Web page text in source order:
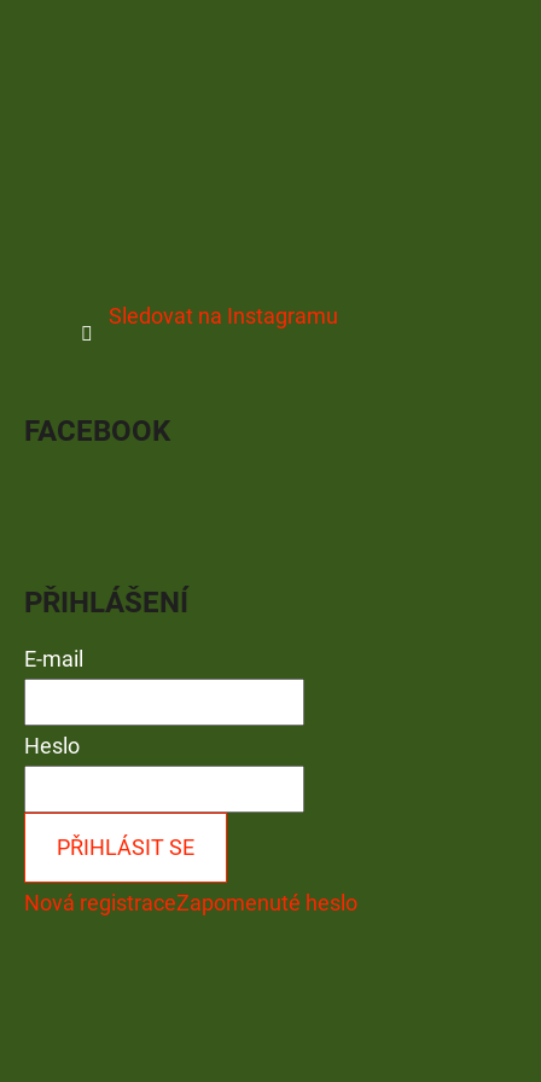
Sledovat na Instagramu
FACEBOOK
PŘIHLÁŠENÍ
E-mail
Heslo
PŘIHLÁSIT SE
Nová registraceZapomenuté heslo